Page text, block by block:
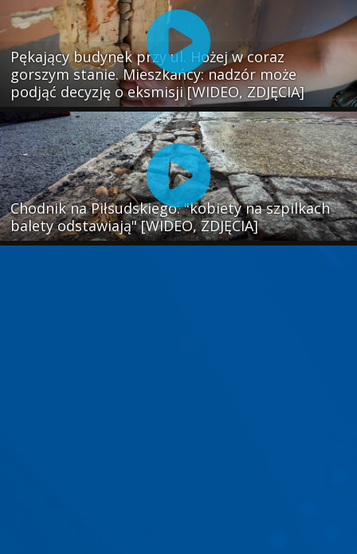
Pękający budynek przy ul. Hożej w coraz
gorszym stanie. Mieszkańcy: nadzór może
podjąć decyzję o eksmisji [WIDEO, ZDJĘCIA]
Chodnik na Piłsudskiego: "kobiety na szpilkach
balety odstawiają" [WIDEO, ZDJĘCIA]